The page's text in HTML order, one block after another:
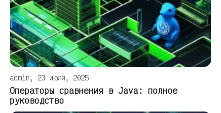
admin, 23 июля, 2025
Операторы сравнения в Java: полное
руководство